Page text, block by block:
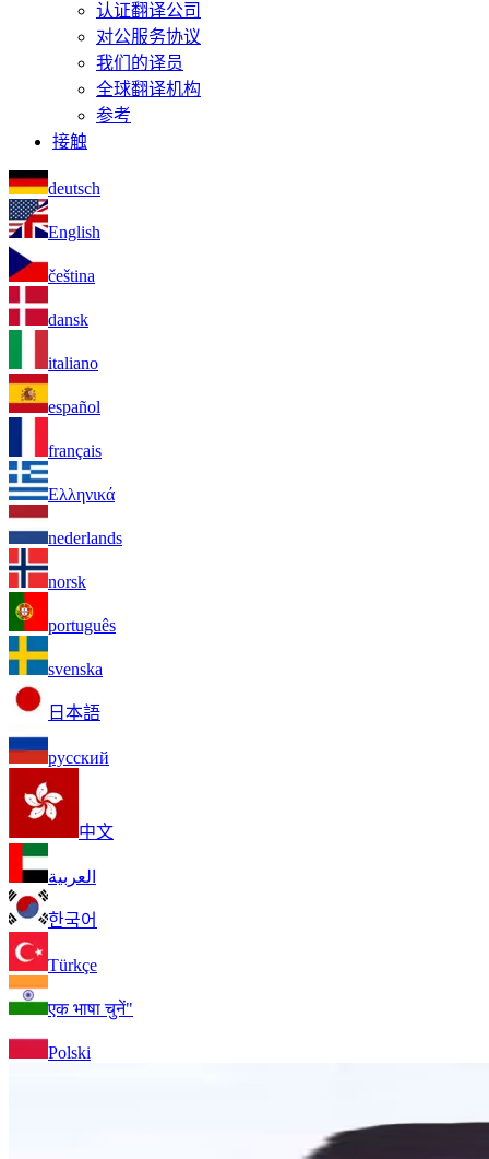
认证翻译公司
对公服务协议
我们的译员
全球翻译机构
参考
接触
deutsch
English
čeština
dansk
italiano
español
français
Ελληνικά
nederlands
norsk
português
svenska
日本語
русский
中文
العربية
한국어
Türkçe
एक भाषा चुनें"
Polski